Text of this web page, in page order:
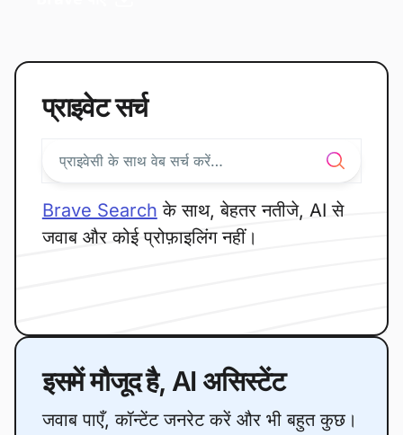
प्राइवेट सर्च
Brave Search के साथ, बेहतर नतीजे, AI से
जवाब और कोई प्रोफ़ाइलिंग नहीं।
इसमें मौजूद है, AI असिस्टेंट
जवाब पाएँ, कॉन्टेंट जनरेट करें और भी बहुत कुछ।